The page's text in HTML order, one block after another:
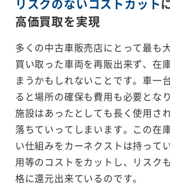
リスクのないコストカット
高価買取を実現
多くの中古車販売店にとって最も
買い取った車両を再販出来ず、在
まうかもしれないことです。車一
ると場所の確保も費用も必要とな
施設はあったとしても長く使用さ
落ちていってしまいます。この在
い仕組みをカーネクストは持って
用等のコストをカットし、リスク
格に還元出来ているのです。